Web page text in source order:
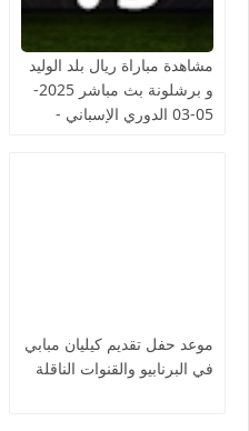
مشاهدة مباراة ريال بلد الوليد
و برشلونة بث مباشر 2025-
05-03 الدوري الإسباني -
موعد حفل تقديم كيليان مبابي
في البرنابيو والقنوات الناقلة